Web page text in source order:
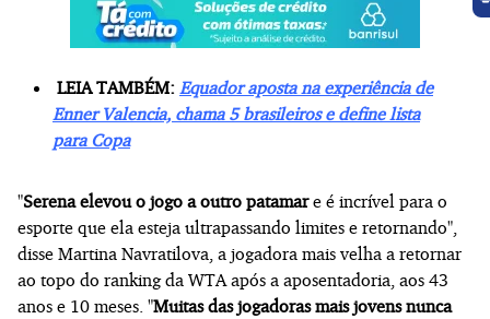
LEIA TAMBÉM: Equador aposta na experiência de
Enner Valencia, chama 5 brasileiros e define lista
para Copa
"Serena elevou o jogo a outro patamare é incrível para o
esporte que ela esteja ultrapassando limites e retornando",
disse Martina Navratilova, a jogadora mais velha a retornar
ao topo do ranking da WTA após a aposentadoria, aos 43
anos e 10 meses. "Muitas das jogadoras mais jovens nunca